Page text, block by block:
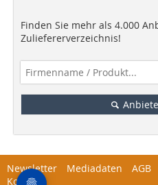
Finden Sie mehr als 4.000
Zuliefererverzeichnis!
Newsletter Mediadaten AGB
Kontakt